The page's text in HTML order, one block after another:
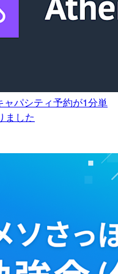
ャパシティ予約が1分単
ました